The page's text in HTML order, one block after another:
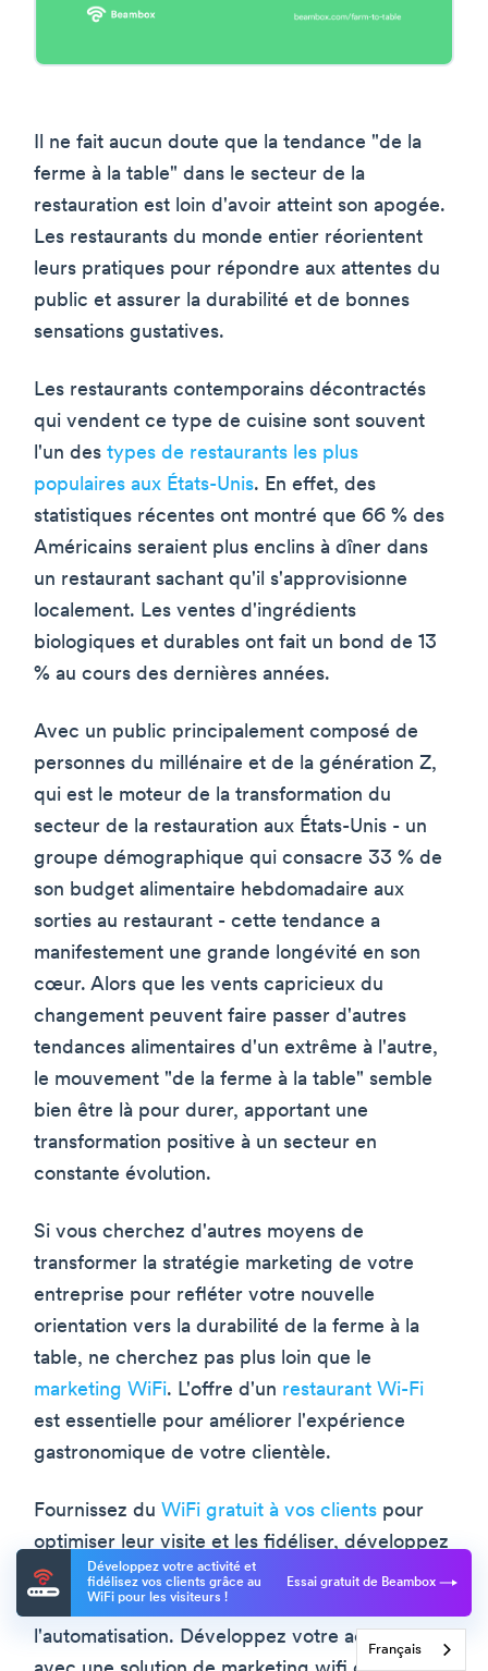
Il ne fait aucun doute que la tendance "de la
ferme à la table" dans le secteur de la
restauration est loin d'avoir atteint son apogée.
Les restaurants du monde entier réorientent
leurs pratiques pour répondre aux attentes du
public et assurer la durabilité et de bonnes
sensations gustatives.
Les restaurants contemporains décontractés
qui vendent ce type de cuisine sont souvent
l'un des types de restaurants les plus
populaires aux États-Unis. En effet, des
statistiques récentes ont montré que 66 % des
Américains seraient plus enclins à dîner dans
un restaurant sachant qu'il s'approvisionne
localement. Les ventes d'ingrédients
biologiques et durables ont fait un bond de 13
% au cours des dernières années.
Avec un public principalement composé de
personnes du millénaire et de la génération Z,
qui est le moteur de la transformation du
secteur de la restauration aux États-Unis - un
groupe démographique qui consacre 33 % de
son budget alimentaire hebdomadaire aux
sorties au restaurant - cette tendance a
manifestement une grande longévité en son
cœur. Alors que les vents capricieux du
changement peuvent faire passer d'autres
tendances alimentaires d'un extrême à l'autre,
le mouvement "de la ferme à la table" semble
bien être là pour durer, apportant une
transformation positive à un secteur en
constante évolution.
Si vous cherchez d'autres moyens de
transformer la stratégie marketing de votre
entreprise pour refléter votre nouvelle
orientation vers la durabilité de la ferme à la
table, ne cherchez pas plus loin que le
marketing WiFi. L'offre d'un restaurant Wi-Fi
est essentielle pour améliorer l'expérience
gastronomique de votre clientèle.
Fournissez du WiFi gratuit à vos clients pour
optimiser leur visite et les fidéliser, développez
votre audience sur les réseaux sociaux, menez
des campagnes et gagnez du temps grâce à
l'automatisation. Développez votre activité
Développez votre activité et
fidélisez vos clients grâce au
WiFi pour les visiteurs !
Essai gratuit de Beambox
Français